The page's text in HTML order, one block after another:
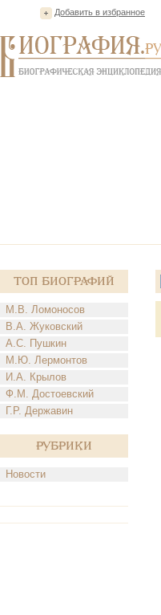
Добавить в избранное
Топ Биографий
М.В. Ломоносов
В.А. Жуковский
А.С. Пушкин
М.Ю. Лермонтов
И.А. Крылов
Ф.М. Достоевский
Г.Р. Державин
Рубрики
Новости